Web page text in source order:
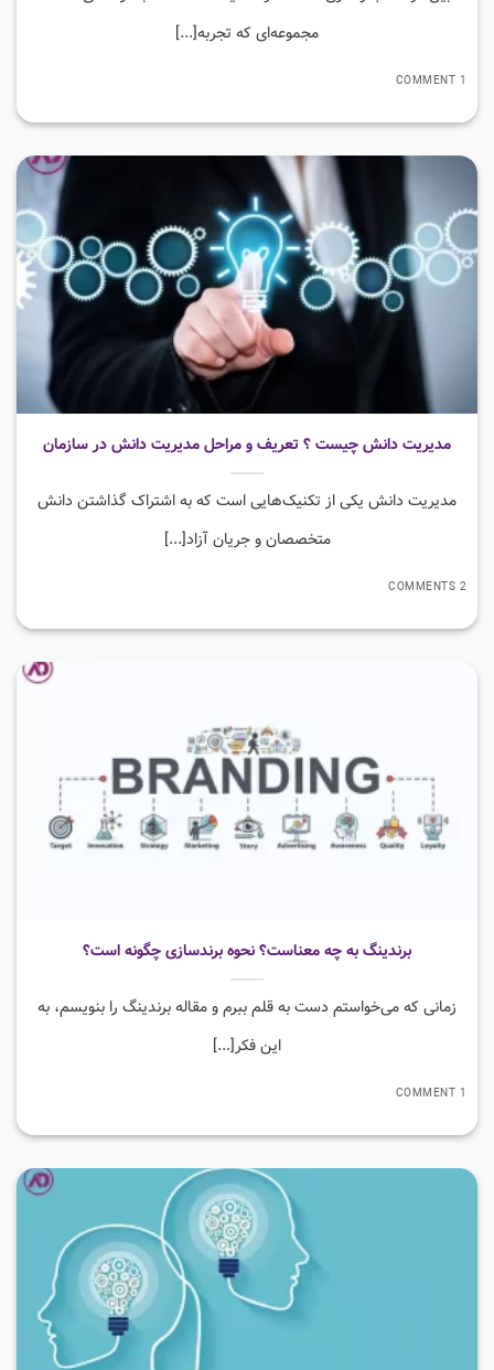
مجموعه‌ای که تجربه[...]
1 COMMENT
مدیریت دانش چیست ؟ تعریف و مراحل مدیریت دانش در سازمان
مدیریت دانش یکی از تکنیک‌هایی است که به اشتراک گذاشتن دانش
متخصصان و جریان آزاد[...]
2 COMMENTS
برندینگ به چه معناست؟ نحوه برندسازی چگونه است؟
زمانی که می‌خواستم دست به قلم ببرم و مقاله برندینگ را بنویسم، به
این فکر[...]
1 COMMENT